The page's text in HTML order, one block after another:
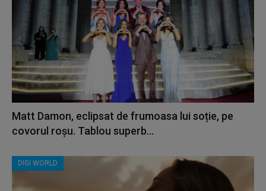
Matt Damon, eclipsat de frumoasa lui soție, pe
covorul roșu. Tablou superb...
DIGI WORLD